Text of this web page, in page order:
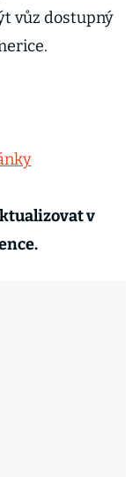
vůz dostupný
v